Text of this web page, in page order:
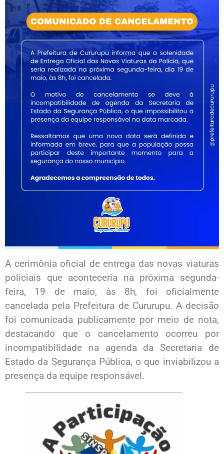
A cerimônia oficial de entrega das novas viaturas
policiais que aconteceria na próxima segunda-
feira, 19 de maio, às 8h, foi oficialmente
cancelada pela Prefeitura de Cururupu. A decisão
foi comunicada publicamente por meio de nota,
destacando que o cancelamento ocorreu por
incompatibilidade na agenda da Secretaria de
Estado da Segurança Pública, o que inviabilizou a
presença da equipe responsável.